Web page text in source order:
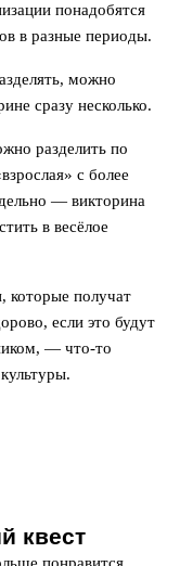
понадобятся
в разные периоды.
можно
сразу несколько.
разделить по
с более
— викторина
в весёлое
которые получат
если это будут
— что-то
квест